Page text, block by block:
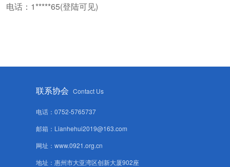
电话：1*****65(登陆可见)
联系协会 Contact Us
电话：0752-5765737
邮箱：Lianhehui2019@163.com
网址：www.0921.org.cn
地址：惠州市大亚湾区创新大厦902座